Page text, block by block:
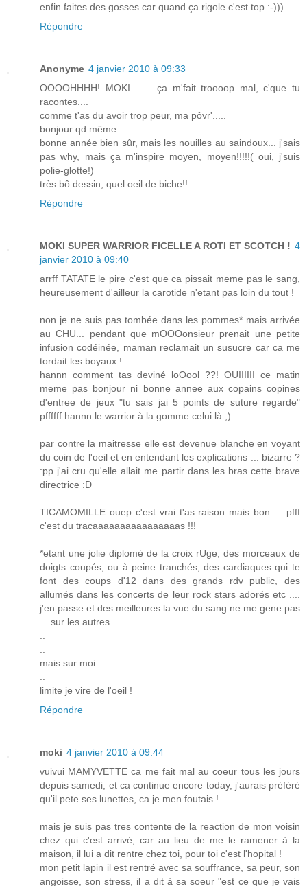
enfin faites des gosses car quand ça rigole c'est top :-)))
Répondre
Anonyme 4 janvier 2010 à 09:33
OOOOHHHH! MOKI........ ça m'fait troooop mal, c'que tu
racontes....
comme t'as du avoir trop peur, ma pôvr'.....
bonjour qd même
bonne année bien sûr, mais les nouilles au saindoux... j'sais
pas why, mais ça m'inspire moyen, moyen!!!!!( oui, j'suis
polie-glotte!)
très bô dessin, quel oeil de biche!!
Répondre
MOKI SUPER WARRIOR FICELLE A ROTI ET SCOTCH ! 4
janvier 2010 à 09:40
arrff TATATE le pire c'est que ca pissait meme pas le sang,
heureusement d'ailleur la carotide n'etant pas loin du tout !
non je ne suis pas tombée dans les pommes* mais arrivée
au CHU... pendant que mOOOonsieur prenait une petite
infusion codéinée, maman reclamait un susucre car ca me
tordait les boyaux !
hannn comment tas deviné loOool ??! OUIIIIII ce matin
meme pas bonjour ni bonne annee aux copains copines
d'entree de jeux "tu sais jai 5 points de suture regarde"
pffffff hannn le warrior à la gomme celui là ;).
par contre la maitresse elle est devenue blanche en voyant
du coin de l'oeil et en entendant les explications ... bizarre ?
:pp j'ai cru qu'elle allait me partir dans les bras cette brave
directrice :D
TICAMOMILLE ouep c'est vrai t'as raison mais bon ... pfff
c'est du tracaaaaaaaaaaaaaaaas !!!
*etant une jolie diplomé de la croix rUge, des morceaux de
doigts coupés, ou à peine tranchés, des cardiaques qui te
font des coups d'12 dans des grands rdv public, des
allumés dans les concerts de leur rock stars adorés etc ....
j'en passe et des meilleures la vue du sang ne me gene pas
... sur les autres..
..
..
mais sur moi...
..
limite je vire de l'oeil !
Répondre
moki 4 janvier 2010 à 09:44
vuivui MAMYVETTE ca me fait mal au coeur tous les jours
depuis samedi, et ca continue encore today, j'aurais préféré
qu'il pete ses lunettes, ca je men foutais !
mais je suis pas tres contente de la reaction de mon voisin
chez qui c'est arrivé, car au lieu de me le ramener à la
maison, il lui a dit rentre chez toi, pour toi c'est l'hopital !
mon petit lapin il est rentré avec sa souffrance, sa peur, son
angoisse, son stress, il a dit à sa soeur "est ce que je vais